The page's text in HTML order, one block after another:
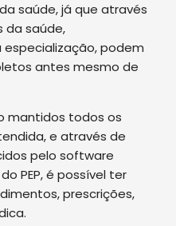
saúde, já que através
da saúde,
podem
antes mesmo de
mantidos todos os
e através de
pelo software
PEP, é possível ter
prescrições,